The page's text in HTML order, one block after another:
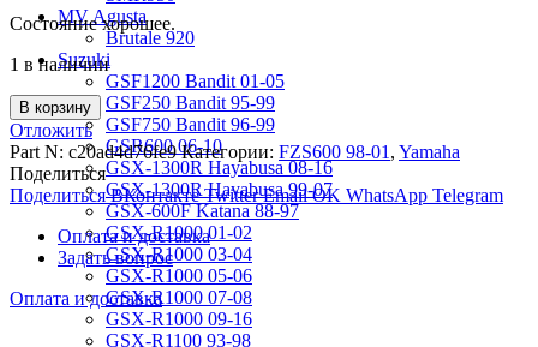
MV Agusta
Brutale 920
Suzuki
GSF1200 Bandit 01-05
GSF250 Bandit 95-99
GSF750 Bandit 96-99
GSR600 06-10
GSX-1300R Hayabusa 08-16
GSX-1300R Hayabusa 99-07
GSX-600F Katana 88-97
GSX-R1000 01-02
GSX-R1000 03-04
GSX-R1000 05-06
GSX-R1000 07-08
GSX-R1000 09-16
GSX-R1100 93-98
Состояние хорошее.
1 в наличии
В корзину
Отложить
Part N: c20ad4d76fe9 Категории: FZS600 98-01 , Yamaha
Поделиться
Поделиться ВКонтакте Twitter Email OK WhatsApp Telegram
Оплата и доставка
Задать вопрос
Оплата и доставка